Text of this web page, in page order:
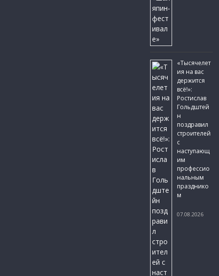
«Тысячелет
ия на вас
держится
всё!»:
Ростислав
Гольдштей
н
поздравил
строителей
с
наступающ
им
профессио
нальным
празднико
м
07.08.2026